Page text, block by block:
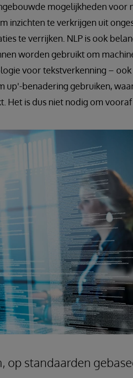
mogelijkheden voor
inzichten te verkrijgen uit
te verrijken. NLP is ook
worden gebruikt om
voor tekstverkenning –
up'-benadering gebruiken,
Het is dus niet nodig om
op standaarden